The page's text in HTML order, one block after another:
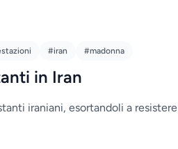
#iran #madonna
in Iran
iraniani, esortandoli a resistere